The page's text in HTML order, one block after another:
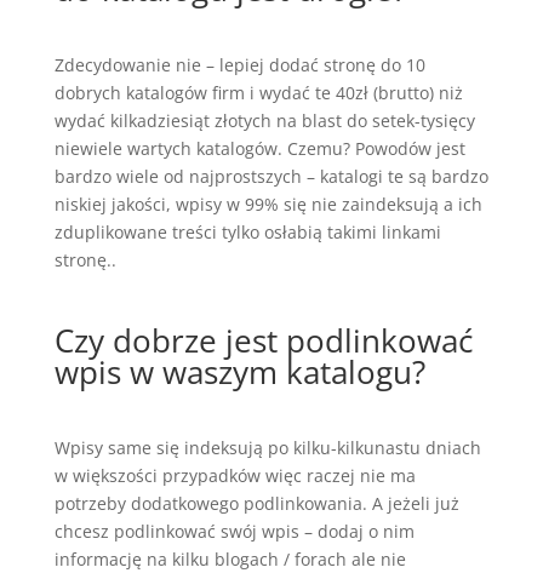
Zdecydowanie nie – lepiej dodać stronę do 10
dobrych katalogów firm i wydać te 40zł (brutto) niż
wydać kilkadziesiąt złotych na blast do setek-tysięcy
niewiele wartych katalogów. Czemu? Powodów jest
bardzo wiele od najprostszych – katalogi te są bardzo
niskiej jakości, wpisy w 99% się nie zaindeksują a ich
zduplikowane treści tylko osłabią takimi linkami
stronę..
Czy dobrze jest podlinkować
wpis w waszym katalogu?
Wpisy same się indeksują po kilku-kilkunastu dniach
w większości przypadków więc raczej nie ma
potrzeby dodatkowego podlinkowania. A jeżeli już
chcesz podlinkować swój wpis – dodaj o nim
informację na kilku blogach / forach ale nie